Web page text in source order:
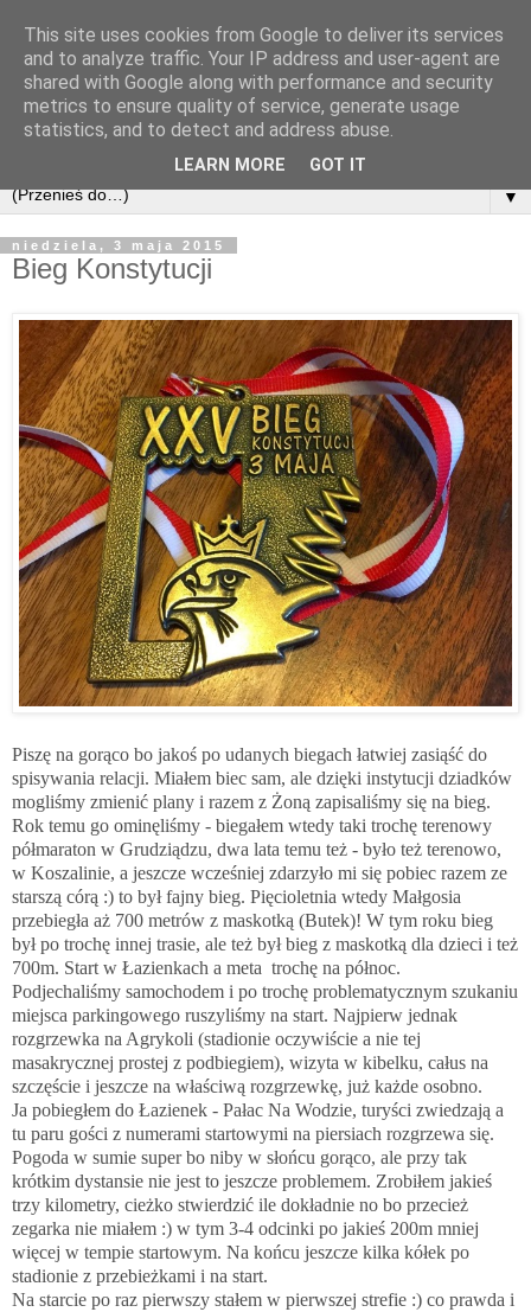
▼
niedziela, 3 maja 2015
Bieg Konstytucji
Piszę na gorąco bo jakoś po udanych biegach łatwiej zasiąść do
spisywania relacji. Miałem biec sam, ale dzięki instytucji dziadków
mogliśmy zmienić plany i razem z Żoną zapisaliśmy się na bieg.
Rok temu go ominęliśmy - biegałem wtedy taki trochę terenowy
półmaraton w Grudziądzu, dwa lata temu też - było też terenowo,
w Koszalinie, a jeszcze wcześniej zdarzyło mi się pobiec razem ze
starszą córą :) to był fajny bieg. Pięcioletnia wtedy Małgosia
przebiegła aż 700 metrów z maskotką (Butek)! W tym roku bieg
był po trochę innej trasie, ale też był bieg z maskotką dla dzieci i też
700m. Start w Łazienkach a meta trochę na północ.
Podjechaliśmy samochodem i po trochę problematycznym szukaniu
miejsca parkingowego ruszyliśmy na start. Najpierw jednak
rozgrzewka na Agrykoli (stadionie oczywiście a nie tej
masakrycznej prostej z podbiegiem), wizyta w kibelku, całus na
szczęście i jeszcze na właściwą rozgrzewkę, już każde osobno.
Ja pobiegłem do Łazienek - Pałac Na Wodzie, turyści zwiedzają a
tu paru gości z numerami startowymi na piersiach rozgrzewa się.
Pogoda w sumie super bo niby w słońcu gorąco, ale przy tak
krótkim dystansie nie jest to jeszcze problemem. Zrobiłem jakieś
trzy kilometry, cieżko stwierdzić ile dokładnie no bo przecież
zegarka nie miałem :) w tym 3-4 odcinki po jakieś 200m mniej
więcej w tempie startowym. Na końcu jeszcze kilka kółek po
stadionie z przebieżkami i na start.
Na starcie po raz pierwszy stałem w pierwszej strefie :) co prawda i
This site uses cookies from Google to deliver its services
and to analyze traffic. Your IP address and user-agent are
shared with Google along with performance and security
metrics to ensure quality of service, generate usage
statistics, and to detect and address abuse.
LEARN MORE GOT IT